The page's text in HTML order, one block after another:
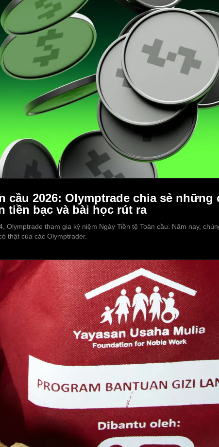
cầu 2026: Olymptrade chia sẻ
tiền bạc và bài học rút ra
Olymptrade tham gia kỷ niệm Ngày Tiền tệ Toàn cầu. Năm nay,
thật của các Olymptrader.